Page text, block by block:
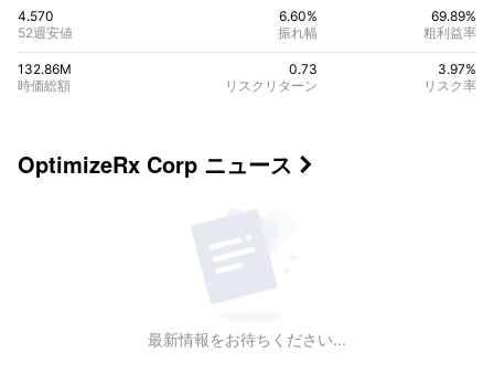
4.570
52週安値
6.60%
振れ幅
69.89%
粗利益率
132.86M
時価総額
0.73
リスクリターン
3.97%
リスク率
OptimizeRx Corp ニュース 
最新情報をお待ちください...